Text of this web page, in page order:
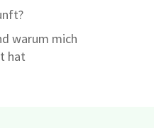
warum mich
hat